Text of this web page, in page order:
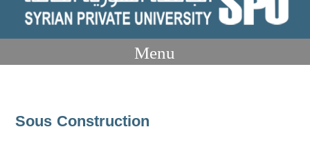
Menu
Sous Construction